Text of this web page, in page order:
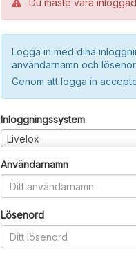
Du måste vara
Logga in med dina
användarnamn och
Genom att logga in
Inloggningssystem
Livelox
Användarnamn
Lösenord